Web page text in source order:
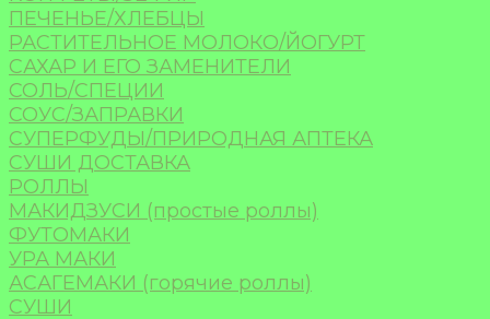
ПЕЧЕНЬЕ/ХЛЕБЦЫ
РАСТИТЕЛЬНОЕ МОЛОКО/ЙОГУРТ
САХАР И ЕГО ЗАМЕНИТЕЛИ
СОЛЬ/СПЕЦИИ
СОУС/ЗАПРАВКИ
СУПЕРФУДЫ/ПРИРОДНАЯ АПТЕКА
СУШИ ДОСТАВКА
РОЛЛЫ
МАКИДЗУСИ (простые роллы)
ФУТОМАКИ
УРА МАКИ
АСАГЕМАКИ (горячие роллы)
СУШИ